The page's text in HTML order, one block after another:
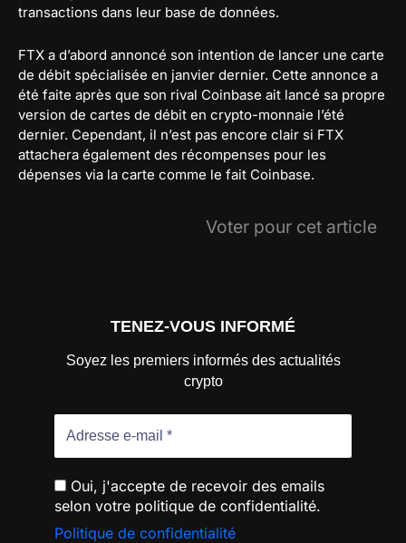
transactions dans leur base de données.
FTX a d’abord annoncé son intention de lancer une carte
de débit spécialisée en janvier dernier. Cette annonce a
été faite après que son rival Coinbase ait lancé sa propre
version de cartes de débit en crypto-monnaie l’été
dernier. Cependant, il n’est pas encore clair si FTX
attachera également des récompenses pour les
dépenses via la carte comme le fait Coinbase.
Voter pour cet article
TENEZ-VOUS INFORMÉ
Soyez les premiers informés des actualités
crypto
Oui, j'accepte de recevoir des emails
selon votre politique de confidentialité.
Politique de confidentialité